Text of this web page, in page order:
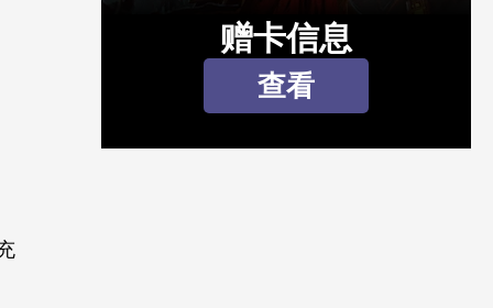
赠卡信息
查看